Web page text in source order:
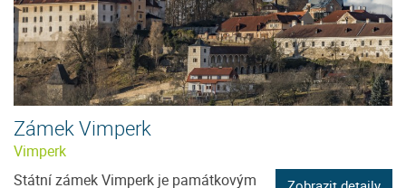
Zámek Vimperk
Vimperk
Státní zámek Vimperk je památkovým